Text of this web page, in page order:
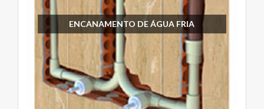
ENCANAMENTO DE ÁGUA FRIA